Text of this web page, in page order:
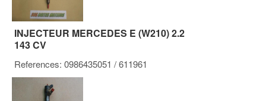
INJECTEUR MERCEDES E (W210) 2.2
143 CV
References: 0986435051 / 611961